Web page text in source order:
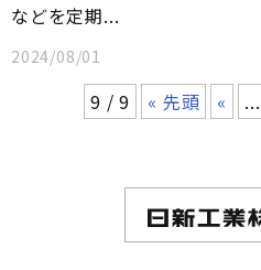
などを定期...
2024/08/01
9 / 9 « 先頭 « ...